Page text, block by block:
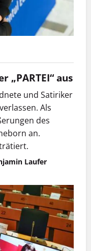
„PARTEI“ aus
und Satiriker
Als
des
an.
Laufer